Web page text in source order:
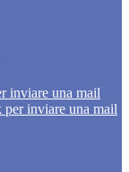
inviare una mail
inviare una mail